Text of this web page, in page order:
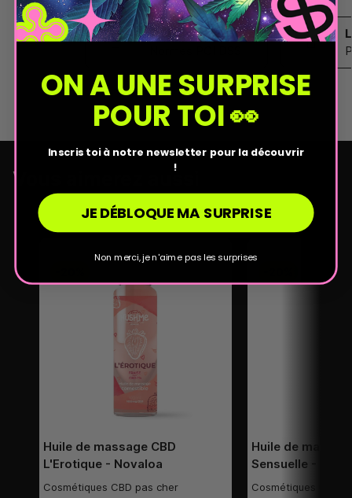
Paiement sécurisé
Vous aimerez aussi
Huile de massage CBD
L'Erotique - Novaloa
Cosmétiques CBD pas cher
Huile de
Sensuelle -
Cosmétiques CBD
ON A UNE SURPRISE
POUR TOI 👀
Inscris toi à notre newsletter pour la découvrir
!
JE DÉBLOQUE MA SURPRISE
Non merci, je n'aime pas les surprises